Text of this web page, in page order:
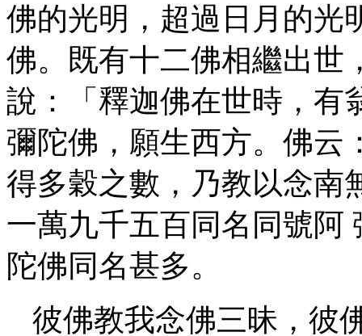
佛的光明，超過日月的光
佛。既有十二佛相繼出世
說：「釋迦佛在世時，有
彌陀佛，願生西方。佛云
得多穀之數，乃教以念南
一萬九千五百同名同號阿
陀佛同名甚多。
彼佛教我念佛三昧，彼